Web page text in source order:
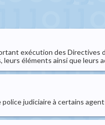
exécution des
éléments ainsi que leurs
judiciaire à certains